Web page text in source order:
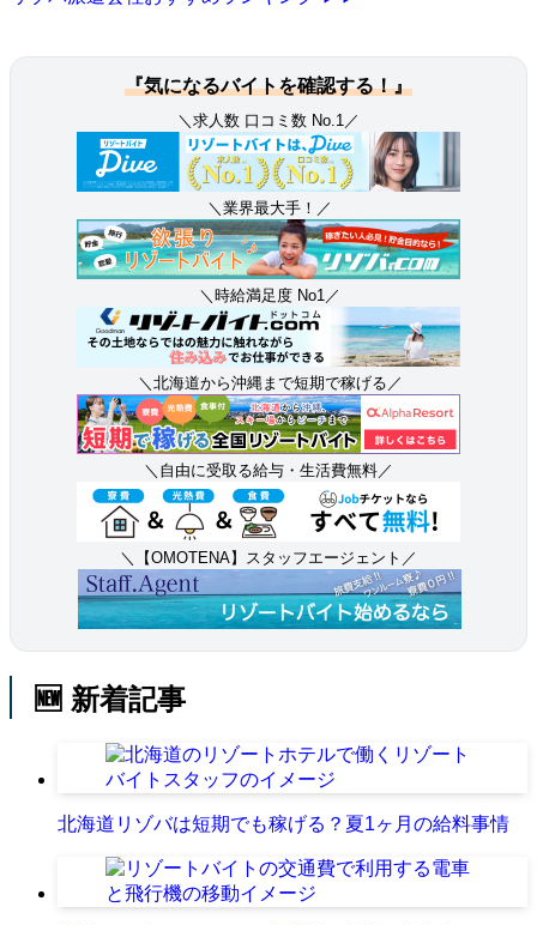
『気になるバイトを確認する！』
＼求人数 口コミ数 No.1／
＼業界最大手！／
＼時給満足度 No1／
＼北海道から沖縄まで短期で稼げる／
＼自由に受取る給与・生活費無料／
＼【OMOTENA】スタッフエージェント／
🆕 新着記事
北海道リゾバは短期でも稼げる？夏1ヶ月の給料事情